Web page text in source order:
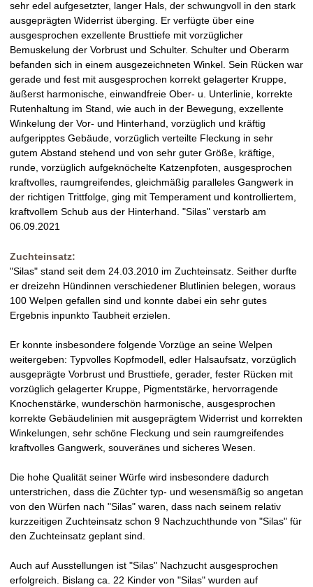
sehr edel aufgesetzter, langer Hals, der schwungvoll in den stark
ausgeprägten Widerrist überging. Er verfügte über eine
ausgesprochen exzellente Brusttiefe mit vorzüglicher
Bemuskelung der Vorbrust und Schulter. Schulter und Oberarm
befanden sich in einem ausgezeichneten Winkel. Sein Rücken war
gerade und fest mit ausgesprochen korrekt gelagerter Kruppe,
äußerst harmonische, einwandfreie Ober- u. Unterlinie, korrekte
Rutenhaltung im Stand, wie auch in der Bewegung, exzellente
Winkelung der Vor- und Hinterhand, vorzüglich und kräftig
aufgeripptes Gebäude, vorzüglich verteilte Fleckung in sehr
gutem Abstand stehend und von sehr guter Größe, kräftige,
runde, vorzüglich aufgeknöchelte Katzenpfoten, ausgesprochen
kraftvolles, raumgreifendes, gleichmäßig paralleles Gangwerk in
der richtigen Trittfolge, ging mit Temperament und kontrolliertem,
kraftvollem Schub aus der Hinterhand. "Silas" verstarb am
06.09.2021
Zuchteinsatz:
"Silas" stand seit dem 24.03.2010 im Zuchteinsatz. Seither durfte
er dreizehn Hündinnen verschiedener Blutlinien belegen, woraus
100 Welpen gefallen sind und konnte dabei ein sehr gutes
Ergebnis inpunkto Taubheit erzielen.
Er konnte insbesondere folgende Vorzüge an seine Welpen
weitergeben: Typvolles Kopfmodell, edler Halsaufsatz, vorzüglich
ausgeprägte Vorbrust und Brusttiefe, gerader, fester Rücken mit
vorzüglich gelagerter Kruppe, Pigmentstärke, hervorragende
Knochenstärke, wunderschön harmonische, ausgesprochen
korrekte Gebäudelinien mit ausgeprägtem Widerrist und korrekten
Winkelungen, sehr schöne Fleckung und sein raumgreifendes
kraftvolles Gangwerk, souveränes und sicheres Wesen.
Die hohe Qualität seiner Würfe wird insbesondere dadurch
unterstrichen, dass die Züchter typ- und wesensmäßig so angetan
von den Würfen nach "Silas" waren, dass nach seinem relativ
kurzzeitigen Zuchteinsatz schon 9 Nachzuchthunde von "Silas" für
den Zuchteinsatz geplant sind.
Auch auf Ausstellungen ist "Silas" Nachzucht ausgesprochen
erfolgreich. Bislang ca. 22 Kinder von "Silas" wurden auf